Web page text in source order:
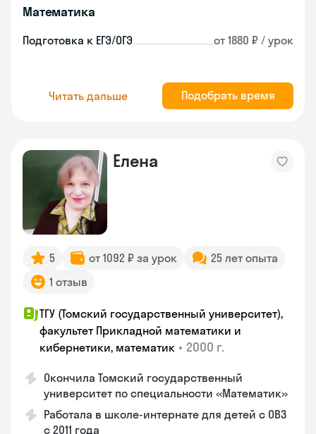
Математика
Подготовка к ЕГЭ/ОГЭ от 1880 ₽ / урок
Читать дальше Подобрать время
Елена
5 от 1092 ₽ за урок
25 лет опыта
1 отзыв
ТГУ (Томский государственный университет),
факультет Прикладной математики и
кибернетики, математик • 2000 г.
Окончила Томский государственный
университет по специальности «Математик»
Работала в школе-интернате для детей с ОВЗ
с 2011 года